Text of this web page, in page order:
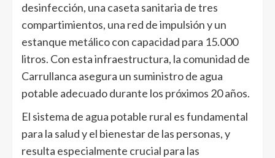
desinfección, una caseta sanitaria de tres
compartimientos, una red de impulsión y un
estanque metálico con capacidad para 15.000
litros. Con esta infraestructura, la comunidad de
Carrullanca asegura un suministro de agua
potable adecuado durante los próximos 20 años.
El sistema de agua potable rural es fundamental
para la salud y el bienestar de las personas, y
resulta especialmente crucial para las